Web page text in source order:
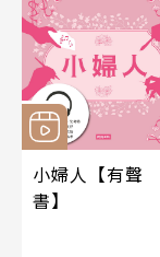
小婦人【有聲
書】